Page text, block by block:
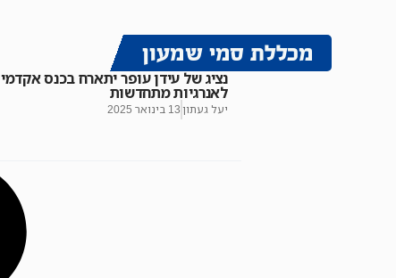
מכללת סמי שמעון
נציג של עידן עופר יתארח בכנס אקדמי
לאנרגיות מתחדשות
יעל געתון 13 בינואר 2025